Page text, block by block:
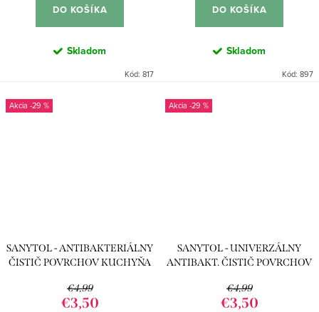
DO KOŠÍKA
Skladom
Kód: 817
DO KOŠÍKA
Skladom
Kód: 897
-29 %
SANYTOL - ANTIBAKTERIÁLNY
ČISTIČ POVRCHOV KUCHYŇA
€4,99
€3,50
-29 %
SANYTOL - UNIVERZÁLNY
ANTIBAKT. ČISTIČ POVRCHOV
€4,99
€3,50